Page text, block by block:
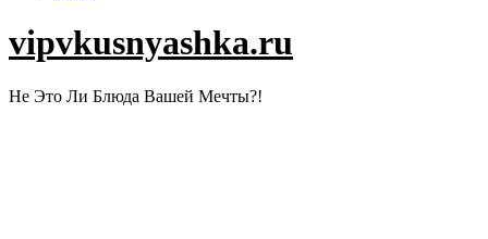
vipvkusnyashka.ru
Не Это Ли Блюда Вашей Мечты?!